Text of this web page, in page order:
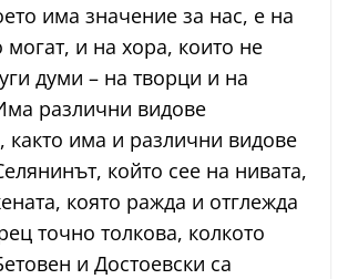
има значение за нас, е на
могат, и на хора, които не
думи – на творци и на
различни видове
както има и различни видове
който сее на нивата,
която ражда и отглежда
точно толкова, колкото
и Достоевски са